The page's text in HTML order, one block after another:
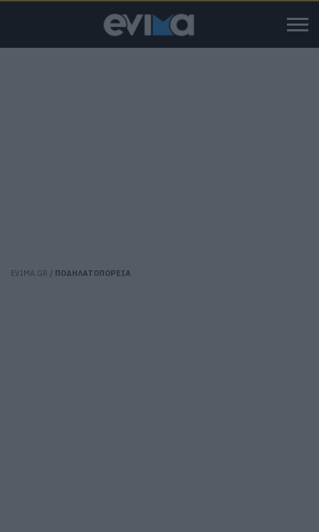
EVIMA.GR / ΠΟΔΗΛΑΤΟΠΟΡΕΙΑ